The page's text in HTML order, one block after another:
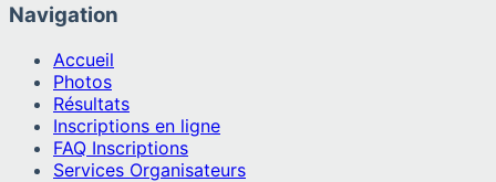
Navigation
Accueil
Photos
Résultats
Inscriptions en ligne
FAQ Inscriptions
Services Organisateurs